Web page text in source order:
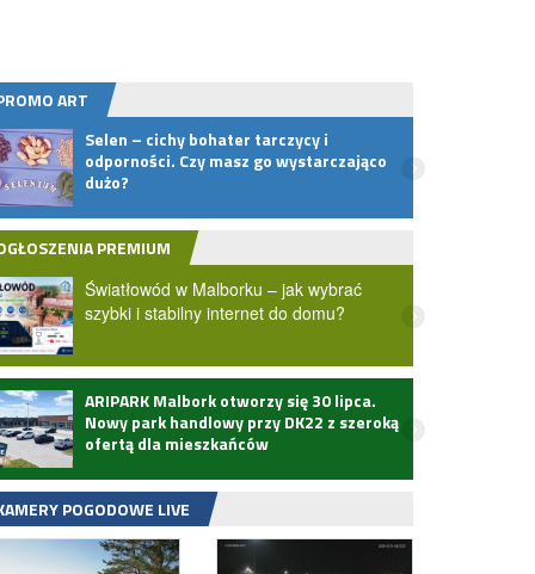
ART
Selen – cichy bohater tarczycy i
odporności. Czy masz go wystarczająco
dużo?
PREMIUM
Światłowód w Malborku – jak wybrać
szybki i stabilny internet do domu?
ARIPARK Malbork otworzy się 30 lipca.
Nowy park handlowy przy DK22 z szeroką
ofertą dla mieszkańców
POGODOWE LIVE